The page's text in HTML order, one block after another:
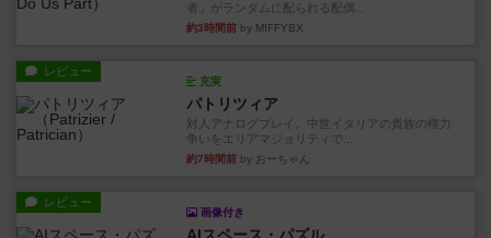
者」がランダムに配られる配偶...
約3時間前 by MIFFYBX
レビュー
充実
パトリツィア
対人アナログプレイ。中世イタリアの貴族の権力
争いをエリアマジョリティで...
約7時間前 by おーちゃん
レビュー
画像付き